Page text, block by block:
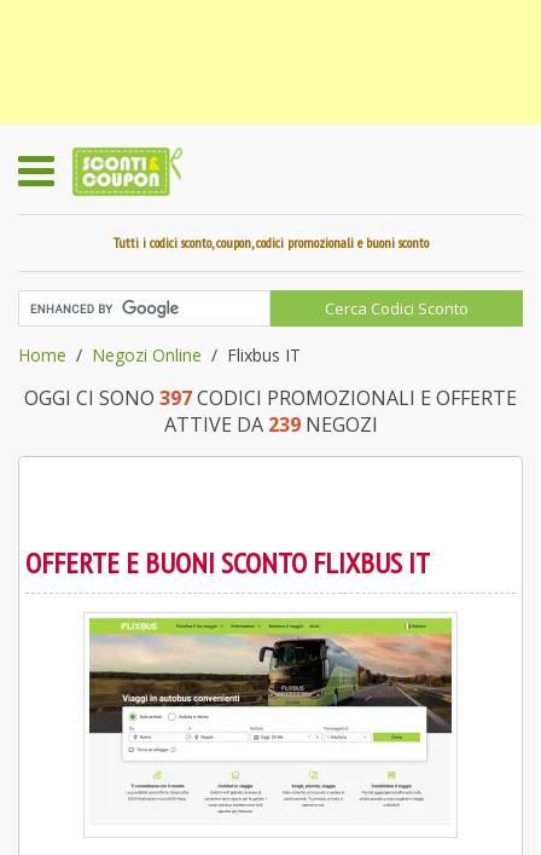
Tutti i codici sconto, coupon, codici promozionali e buoni sconto
Home Negozi Online Flixbus IT
OGGI CI SONO 397CODICI PROMOZIONALI E OFFERTE
ATTIVE DA 239NEGOZI
OFFERTE E BUONI SCONTO FLIXBUS IT